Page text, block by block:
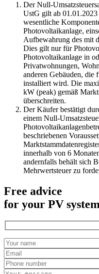
Der Null-
UstG gilt ab
wesentliche
Photovoltaikanlage,
Aufbewahrung des mit
Dies gilt nur für
Photovoltaikanlage in
Privatwohnungen,
anderen Gebäuden, die
installiert wird. Die
kW (peak) gemäß
überschreiten.
Der Käufer bestätigt
einem Null-
beschriebenen
innerhalb von 6
andernfalls behält sich
Mehrwertsteuer zu
Free advice
for your PV system